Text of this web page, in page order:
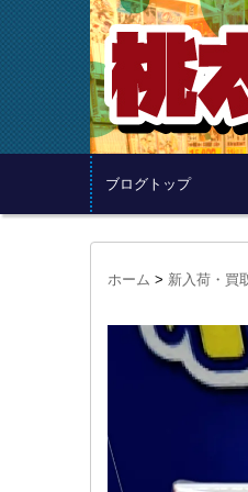
ブログトップ
ホーム > 新入荷・買